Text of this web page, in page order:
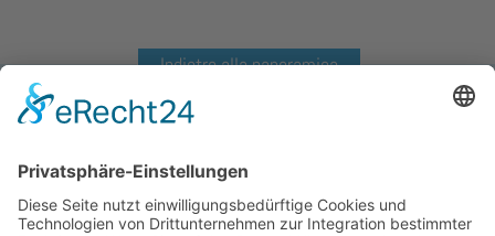
Indietro alla panoramica